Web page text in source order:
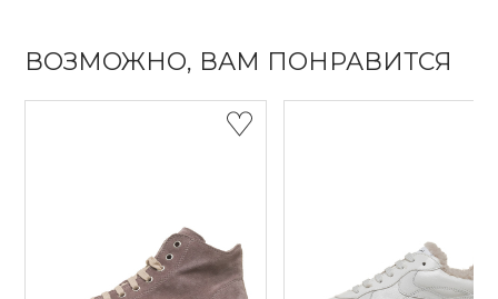
ВОЗМОЖНО, ВАМ ПОНРАВИТСЯ